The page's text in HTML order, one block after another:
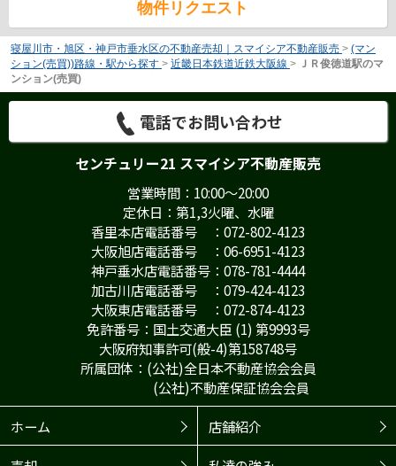
物件リクエスト
寝屋川市・旭区・神戸市垂水区の不動産売却｜スマイシア不動産販売 > (マン
ション(売買))路線・駅から探す > 近畿日本鉄道近鉄大阪線 > ＪＲ俊徳道駅のマ
ンション(売買)
電話でお問い合わせ
センチュリー21 スマイシア不動産販売
営業時間：10:00～20:00
定休日：第1,3火曜、水曜
香里本店電話番号 ：072-802-4123
大阪旭店電話番号 ：06-6951-4123
神戸垂水店電話番号：078-781-4444
加古川店電話番号 ：079-424-4123
大阪東店電話番号 ：072-874-4123
免許番号：国土交通大臣 (1) 第9993号
大阪府知事許可(般-4)第158748号
所属団体：(公社)全日本不動産協会会員
(公社)不動産保証協会会員
ホーム
店舗紹介